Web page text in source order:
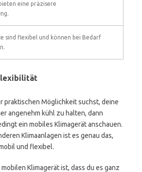
eine präzisere
sind flexibel und können bei Bedarf
praktischen Möglichkeit suchst, deine
angenehm kühl zu halten, dann
ein mobiles Klimagerät anschauen.
Klimaanlagen ist es genau das,
und flexibel.
Klimagerät ist, dass du es ganz